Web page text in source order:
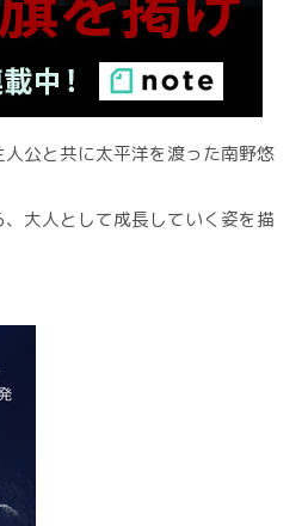
人公と共に太平洋を渡った南野悠
大人として成長していく姿を描